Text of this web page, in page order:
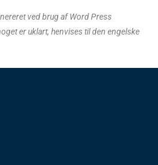
ved brug af Word Press
er uklart, henvises til den engelske